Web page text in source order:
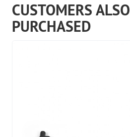
CUSTOMERS ALSO
PURCHASED